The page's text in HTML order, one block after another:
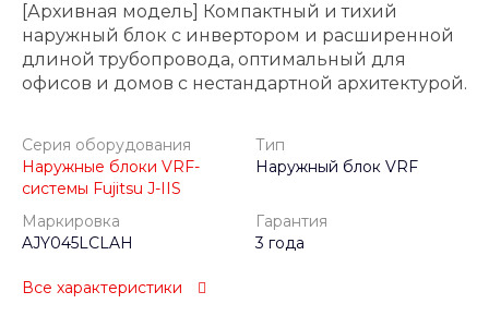
[Архивная модель] Компактный и тихий
наружный блок с инвертором и расширенной
длиной трубопровода, оптимальный для
офисов и домов с нестандартной архитектурой.
Серия оборудования
Наружные блоки VRF-
системы Fujitsu J-IIS
Тип
Наружный блок VRF
Маркировка
AJY045LCLAH
Гарантия
3 года
Все характеристики